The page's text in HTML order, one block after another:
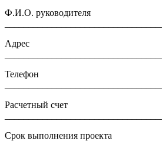
Ф.И.О. руководителя
Адрес
Телефон
Расчетный счет
Срок выполнения проекта